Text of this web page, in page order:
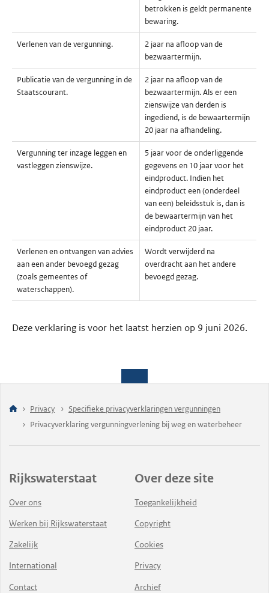
betrokken is geldt permanente
bewaring.
Verlenen van de vergunning.
2 jaar na afloop van de
bezwaartermijn.
Publicatie van de vergunning in de
Staatscourant.
2 jaar na afloop van de
bezwaartermijn. Als er een
zienswijze van derden is
ingediend, is de bewaartermijn
20 jaar na afhandeling.
Vergunning ter inzage leggen en
vastleggen zienswijze.
5 jaar voor de onderliggende
gegevens en 10 jaar voor het
eindproduct. Indien het
eindproduct een (onderdeel
van een) beleidsstuk is, dan is
de bewaartermijn van het
eindproduct 20 jaar.
Verlenen en ontvangen van advies
aan een ander bevoegd gezag
(zoals gemeentes of
waterschappen).
Wordt verwijderd na
overdracht aan het andere
bevoegd gezag.
Deze verklaring is voor het laatst herzien op 9 juni 2026.
Privacy
Specifieke privacyverklaringen vergunningen
Privacyverklaring vergunningverlening bij weg en waterbeheer
Rijkswaterstaat
Over ons
Werken bij Rijkswaterstaat
Zakelijk
International
Contact
Over deze site
Toegankelijkheid
Copyright
Cookies
Privacy
Archief